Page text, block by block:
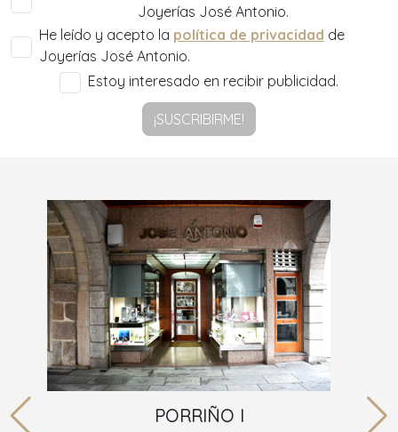
Joyerías José Antonio.
He leído y acepto la política de privacidad de
Joyerías José Antonio.
Estoy interesado en recibir publicidad.
¡SUSCRIBIRME!
PORRIÑO I